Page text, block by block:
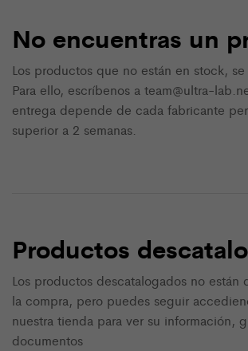
No encuentras un
Los productos que no están en stock,
Para ello, escríbenos a team@ultra-
entrega depende de cada fabricante
superior a 2 semanas.
Productos
Los productos descatalogados no están
la compra, pero puedes seguir
nuestra tienda para ver su información,
documentos